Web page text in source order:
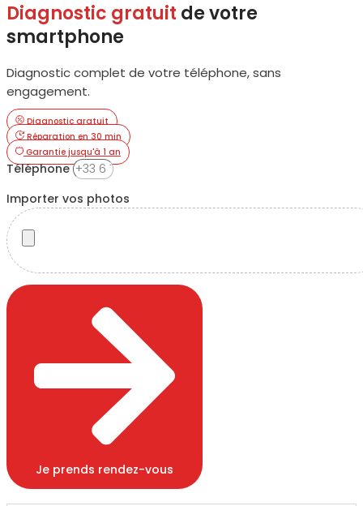
Diagnostic gratuit de votre
smartphone
Diagnostic complet de votre téléphone, sans
engagement.
Diagnostic gratuit
Réparation en 30 min
Garantie jusqu'à 1 an
Téléphone
Importer vos photos
Je prends rendez-vous